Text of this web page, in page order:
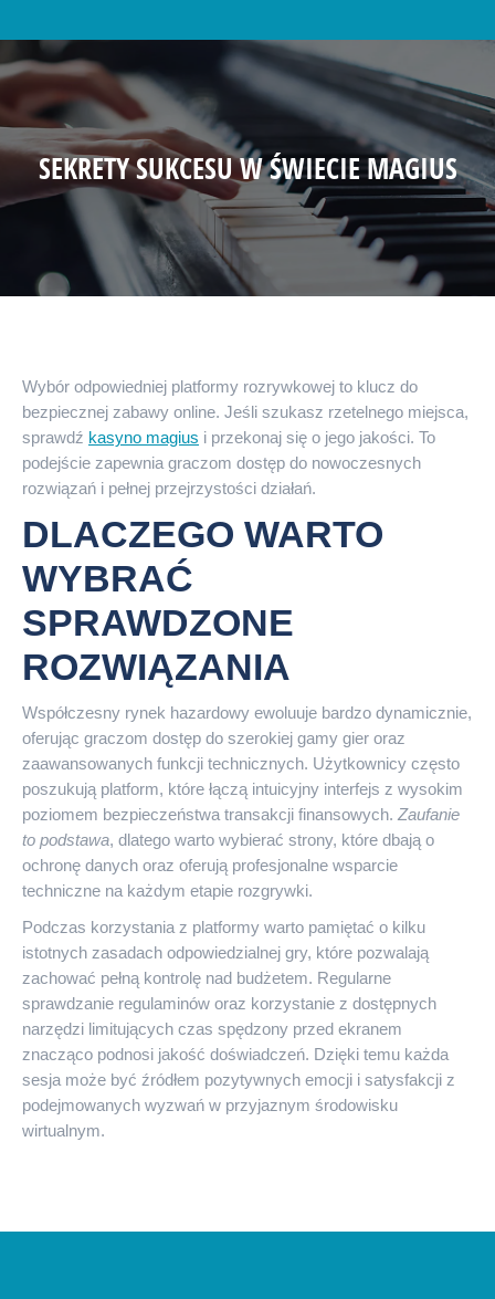
SEKRETY SUKCESU W ŚWIECIE MAGIUS
Wybór odpowiedniej platformy rozrywkowej to klucz do
bezpiecznej zabawy online. Jeśli szukasz rzetelnego miejsca,
sprawdź kasyno magius i przekonaj się o jego jakości. To
podejście zapewnia graczom dostęp do nowoczesnych
rozwiązań i pełnej przejrzystości działań.
DLACZEGO WARTO
WYBRAĆ
SPRAWDZONE
ROZWIĄZANIA
Współczesny rynek hazardowy ewoluuje bardzo dynamicznie,
oferując graczom dostęp do szerokiej gamy gier oraz
zaawansowanych funkcji technicznych. Użytkownicy często
poszukują platform, które łączą intuicyjny interfejs z wysokim
poziomem bezpieczeństwa transakcji finansowych. Zaufanie
to podstawa, dlatego warto wybierać strony, które dbają o
ochronę danych oraz oferują profesjonalne wsparcie
techniczne na każdym etapie rozgrywki.
Podczas korzystania z platformy warto pamiętać o kilku
istotnych zasadach odpowiedzialnej gry, które pozwalają
zachować pełną kontrolę nad budżetem. Regularne
sprawdzanie regulaminów oraz korzystanie z dostępnych
narzędzi limitujących czas spędzony przed ekranem
znacząco podnosi jakość doświadczeń. Dzięki temu każda
sesja może być źródłem pozytywnych emocji i satysfakcji z
podejmowanych wyzwań w przyjaznym środowisku
wirtualnym.